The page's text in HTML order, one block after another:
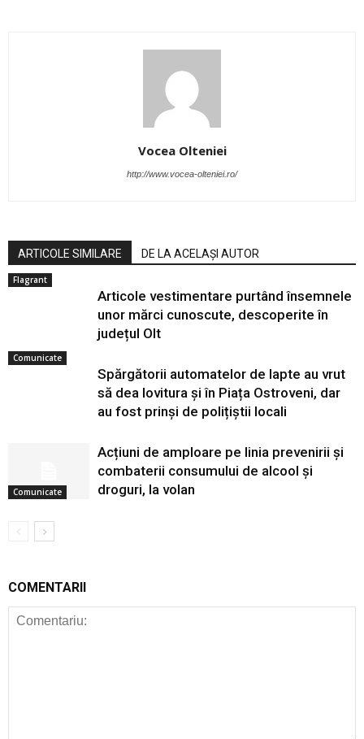
Vocea Olteniei
http://www.vocea-olteniei.ro/
ARTICOLE SIMILARE DE LA ACELAȘI AUTOR
Flagrant
Articole vestimentare purtând însemnele
unor mărci cunoscute, descoperite în
județul Olt
Comunicate
Spărgătorii automatelor de lapte au vrut
să dea lovitura și în Piața Ostroveni, dar
au fost prinși de polițiștii locali
Comunicate
Acțiuni de amploare pe linia prevenirii și
combaterii consumului de alcool și
droguri, la volan
COMENTARII